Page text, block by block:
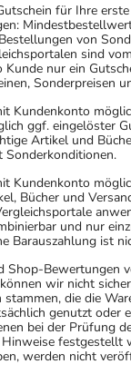
für Ihre
von
sind
Kunde nur ein
Sonderpreisen
Kundenkonto
ggf. eingelöster
Artikel und
Sonderkonditionen.
Kundenkonto
Bücher und
und nur
Barauszahlung ist
Shop-Bewertungen
wir nicht
die die
genutzt oder
bei der Prüfung
festgestellt
werden nicht